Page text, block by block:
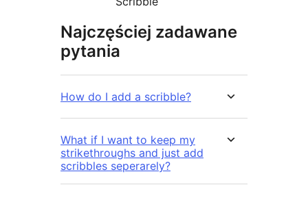
Najczęściej zadawane
pytania
How do I add a scribble?
What if I want to keep my
strikethroughs and just add
scribbles seperarely?